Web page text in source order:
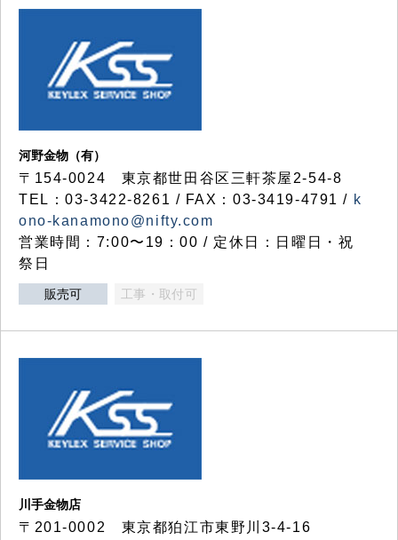
河野金物（有）
〒154-0024 東京都世田谷区三軒茶屋2-54-8
TEL：03-3422-8261 / FAX：03-3419-4791 / k
ono-kanamono@nifty.com
営業時間：7:00〜19：00 / 定休日：日曜日・祝
祭日
販売可 工事・取付可
川手金物店
〒201-0002 東京都狛江市東野川3-4-16